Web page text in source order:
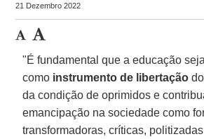
21 Dezembro 2022
"É fundamental que a educação
como instrumento de libertação
da condição de oprimidos e
emancipação na sociedade como
transformadoras, críticas,